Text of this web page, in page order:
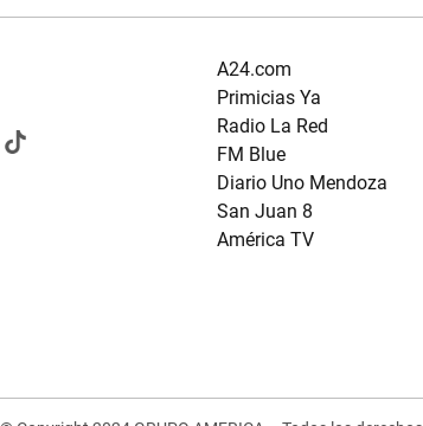
A24.com
Primicias Ya
Radio La Red
FM Blue
Diario Uno Mendoza
San Juan 8
América TV